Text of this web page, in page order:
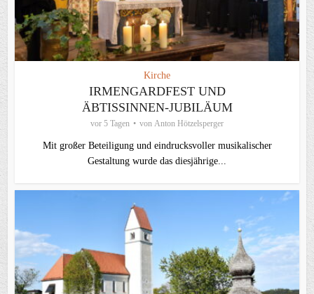
Kirche
IRMENGARDFEST UND
ÄBTISSINNEN-JUBILÄUM
vor 5 Tagen von Anton Hötzelsperger
Mit großer Beteiligung und eindrucksvoller musikalischer
Gestaltung wurde das diesjährige...